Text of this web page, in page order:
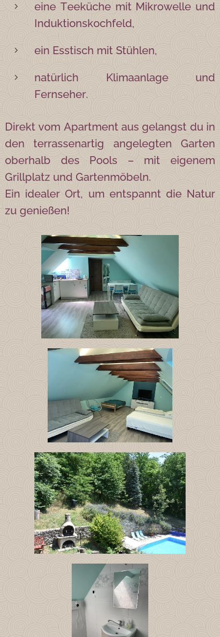
eine Teeküche mit Mikrowelle und
Induktionskochfeld,
ein Esstisch mit Stühlen,
natürlich Klimaanlage und
Fernseher.
Direkt vom Apartment aus gelangst du in
den terrassenartig angelegten Garten
oberhalb des Pools – mit eigenem
Grillplatz und Gartenmöbeln.
Ein idealer Ort, um entspannt die Natur
zu genießen!